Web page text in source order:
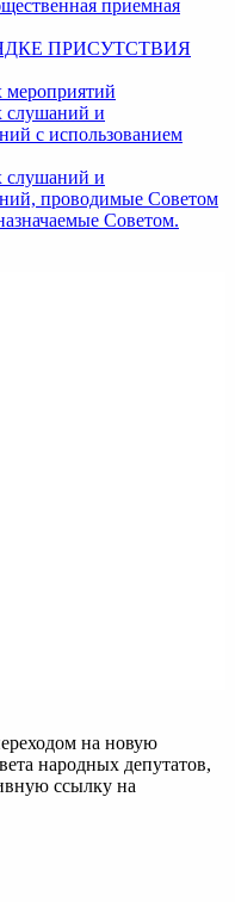
приемная
ПРИСУТСТВИЯ
слушаний и
с использованием
слушаний и
проводимые Советом
Советом.
на новую
народных депутатов,
ссылку на